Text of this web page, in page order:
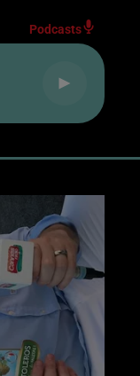
Podcasts